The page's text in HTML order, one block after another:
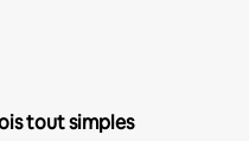
tout simples